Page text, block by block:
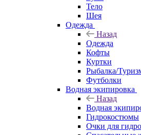
Тело
Шея
Одежда
Назад
Одежда
Кофты
Куртки
Рыбалка/
Футболки
Водная экипировка
Назад
Водная
Гидрокостюмы
Очки для